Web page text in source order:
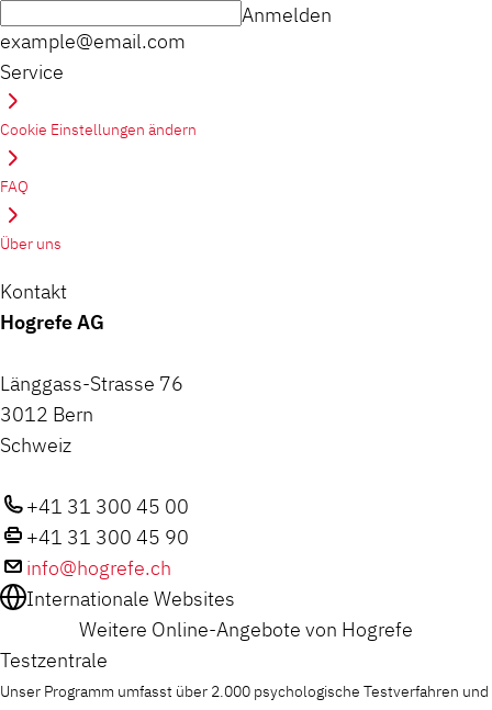
example@email.com
Anmelden
Service
Cookie Einstellungen ändern
FAQ
Über uns
Kontakt
Hogrefe AG
Länggass-Strasse 76
3012 Bern
Schweiz
+41 31 300 45 00
+41 31 300 45 90
info@hogrefe.ch
Internationale Websites
Weitere Online-Angebote von Hogrefe
Testzentrale
Unser Programm umfasst über 2.000 psychologische Testverfahren und